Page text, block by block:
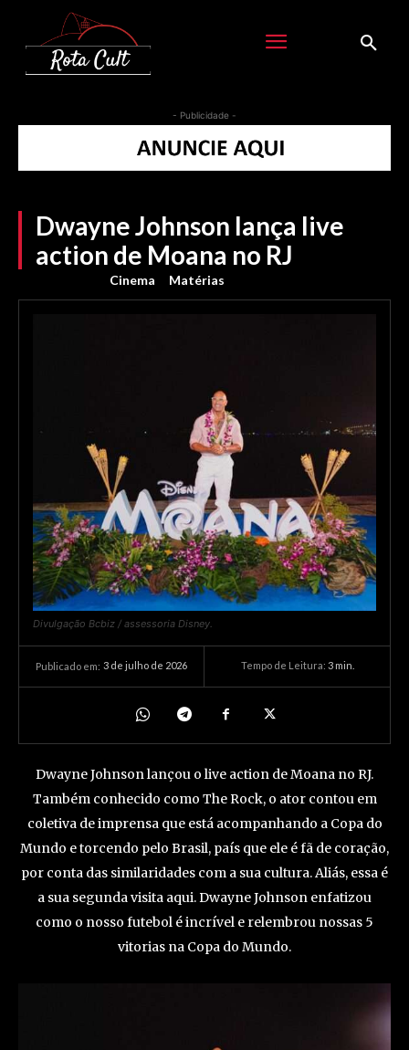
- Publicidade -
Dwayne Johnson lança live
action de Moana no RJ
Cinema Matérias
Divulgação Bcbiz / assessoria Disney.
Publicado em: 3 de julho de 2026 Tempo de Leitura: 3min.
Dwayne Johnson lançou o live action de Moana no RJ.
Também conhecido como The Rock, o ator contou em
coletiva de imprensa que está acompanhando a Copa do
Mundo e torcendo pelo Brasil, país que ele é fã de coração,
por conta das similaridades com a sua cultura. Aliás, essa é
a sua segunda visita aqui. Dwayne Johnson enfatizou
como o nosso futebol é incrível e relembrou nossas 5
vitorias na Copa do Mundo.